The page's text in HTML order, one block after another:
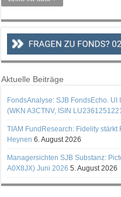
Aktuelle Beiträge
FondsAnalyse: SJB FondsEcho.
(WKN A3CTNV, ISIN
TIAM FundResearch: Fidelity
Heynen 6. August 2026
Managersichten SJB Substanz:
A0X8JX) Juni 2026 5. August 2026